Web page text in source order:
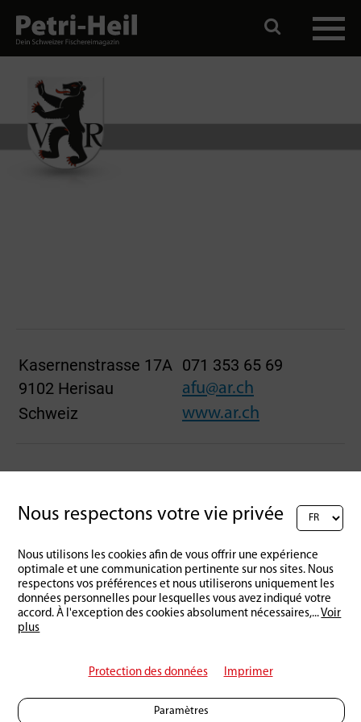
Kasernenstrasse 17A 071 353 65 69
9102 Herisau
afu@ar.ch
Schweiz www.ar.ch
Retour à l'aperçu
Nous respectons votre vie privée
Nous utilisons les cookies afin de vous offrir une expérience
optimale et une communication pertinente sur nos sites. Nous
respectons vos préférences et nous utiliserons uniquement les
données personnelles pour lesquelles vous avez indiqué votre
accord. À l'exception des cookies absolument nécessaires,...Voir
plus
Protection des données Imprimer
Paramètres